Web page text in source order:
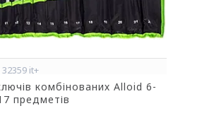
32359 it+
комбінованих Alloid 6-
предметів